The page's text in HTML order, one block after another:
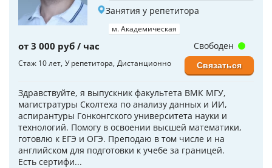
Занятия у репетитора
м. Академическая
от 3 000 руб / час
Стаж 10 лет У репетитора Дистанционно
Здравствуйте, я выпускник факультета ВМК МГУ,
магистратуры Сколтеха по анализу данных и ИИ,
аспирантуры Гонконгского университета науки и
технологий. Помогу в освоении высшей математики,
готовлю к ЕГЭ и ОГЭ. Преподаю в том числе и на
английском для подготовки к учебе за границей.
Есть сертифи...
Свободен
Связаться